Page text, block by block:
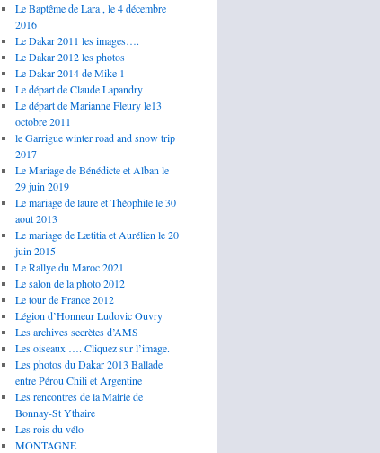
Le Baptême de Lara , le 4 décembre
2016
Le Dakar 2011 les images….
Le Dakar 2012 les photos
Le Dakar 2014 de Mike 1
Le départ de Claude Lapandry
Le départ de Marianne Fleury le13
octobre 2011
le Garrigue winter road and snow trip
2017
Le Mariage de Bénédicte et Alban le
29 juin 2019
Le mariage de laure et Théophile le 30
aout 2013
Le mariage de Lætitia et Aurélien le 20
juin 2015
Le Rallye du Maroc 2021
Le salon de la photo 2012
Le tour de France 2012
Légion d’Honneur Ludovic Ouvry
Les archives secrètes d’AMS
Les oiseaux …. Cliquez sur l’image.
Les photos du Dakar 2013 Ballade
entre Pérou Chili et Argentine
Les rencontres de la Mairie de
Bonnay-St Ythaire
Les rois du vélo
MONTAGNE